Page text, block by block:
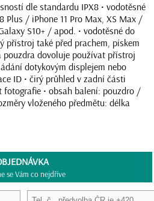
dle standardu IPX8 • vodotěsné
Plus / iPhone 11 Pro Max, XS Max /
S10+ / apod. • vodotěsné do
přístroj také před prachem, pískem
pouzdra dovoluje používat přístroj
dotykovým displejem nebo
ID • čirý průhled v zadní části
• obsah balení: pouzdro /
vloženého předmětu: délka
se Vám co nejdříve